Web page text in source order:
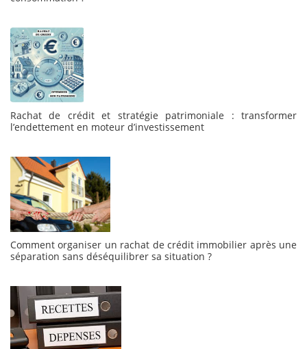
Rachat de crédit et stratégie patrimoniale : transformer
l’endettement en moteur d’investissement
Comment organiser un rachat de crédit immobilier après une
séparation sans déséquilibrer sa situation ?